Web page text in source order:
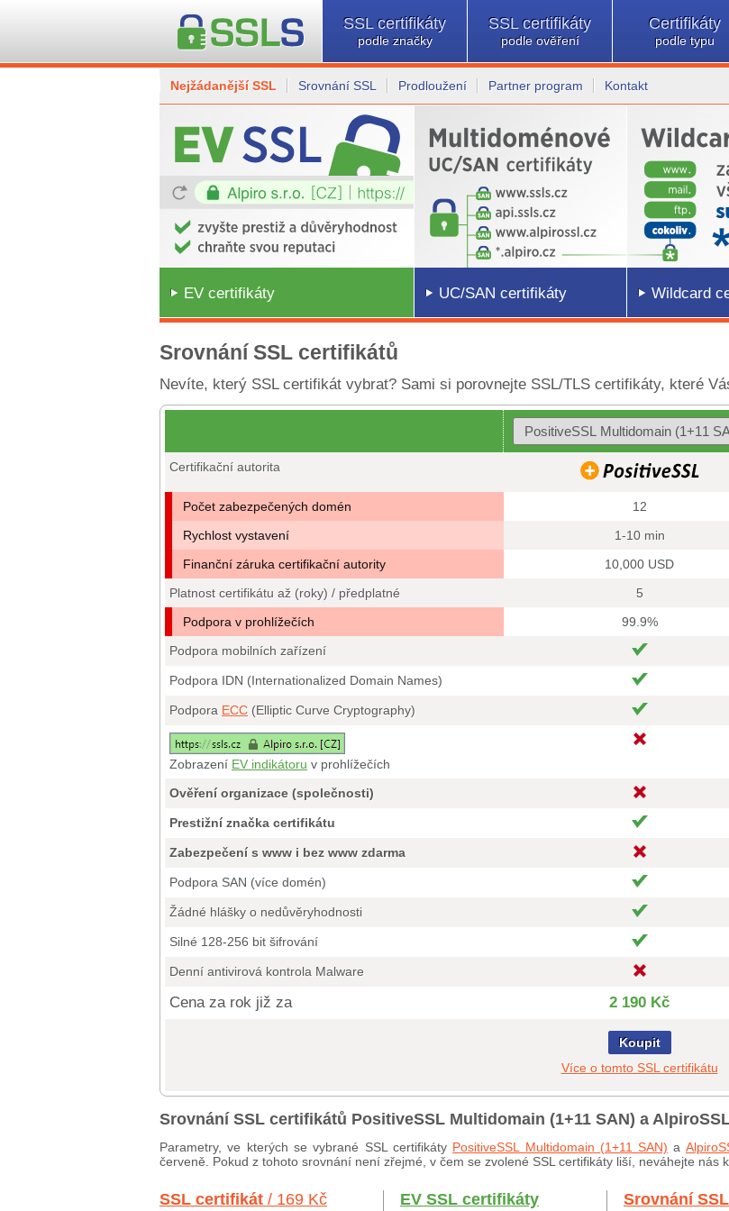
SSL certifikáty
podle značky
SSL certifikáty
podle ověření
Certifikáty
podle typu
Nejžádanější SSL Srovnání SSL Prodloužení Partner program Kontakt
EV certifikáty UC/SAN certifikáty Wildcard
Srovnání SSL certifikátů
Nevíte, který SSL certifikát vybrat? Sami si porovnejte SSL/TLS certifikáty, které
Certifikační autorita
Počet zabezpečených domén 12
Rychlost vystavení
1-10 min
Finanční záruka certifikační autority
10,000 USD
Platnost certifikátu až (roky) / předplatné
5
Podpora v prohlížečích
99.9%
Podpora mobilních zařízení
Podpora IDN (Internationalized Domain Names)
Podpora ECC (Elliptic Curve Cryptography)
Zobrazení EV indikátoru v prohlížečích
Ověření organizace (společnosti)
Prestižní značka certifikátu
Zabezpečení s www i bez www zdarma
Podpora SAN (více domén)
Žádné hlášky o nedůvěryhodnosti
Silné 128-256 bit šifrování
Denní antivirová kontrola Malware
Cena za rok již za 2 190 Kč
Koupit
Více o tomto SSL certifikátu
Srovnání SSL certifikátů PositiveSSL Multidomain (1+11 SAN) a
Parametry, ve kterých se vybrané SSL certifikáty PositiveSSL Multidomain (1+11 SAN) a
červeně. Pokud z tohoto srovnání není zřejmé, v čem se zvolené SSL certifikáty liší, neváhejte nás
SSL certifikát / 169 Kč EV SSL certifikáty Srovnání